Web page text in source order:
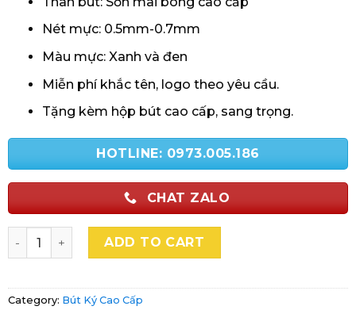
Nét mực: 0.5mm-0.7mm
Màu mực: Xanh và đen
Miễn phí khắc tên, logo theo yêu cầu.
Tặng kèm hộp bút cao cấp, sang trọng.
HOTLINE: 0973.005.186
CHAT ZALO
Bút ký Cao Cấp MSP10 quantity
ADD TO CART
Category: Bút Ký Cao Cấp